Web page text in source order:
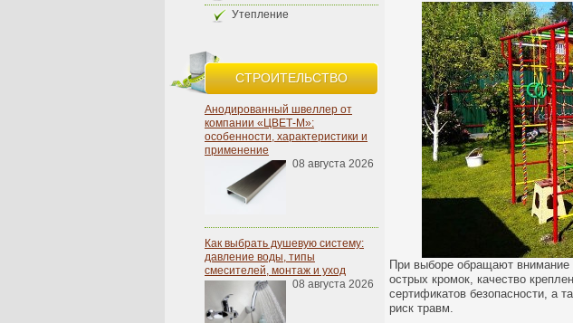
Утепление
СТРОИТЕЛЬСТВО
Анодированный швеллер от
компании «ЦВЕТ-М»:
особенности, характеристики и
применение
08 августа 2026
Как выбрать душевую систему:
давление воды, типы
смесителей, монтаж и уход
08 августа 2026
При выборе обращают внимание
острых кромок, качество
сертификатов безопасности, а
риск травм.